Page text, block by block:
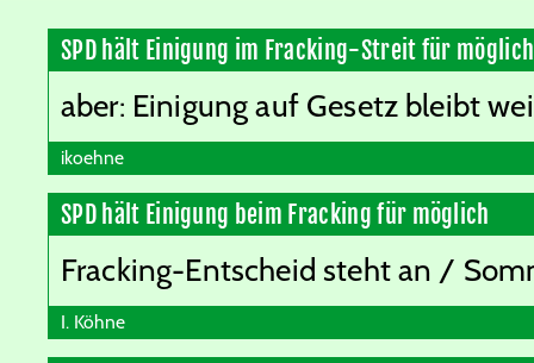
SPD hält Einigung im Fracking-Streit für möglich
aber: Einigung auf Gesetz bleibt
ikoehne
SPD hält Einigung beim Fracking für möglich
Fracking-Entscheid steht an /
I. Köhne